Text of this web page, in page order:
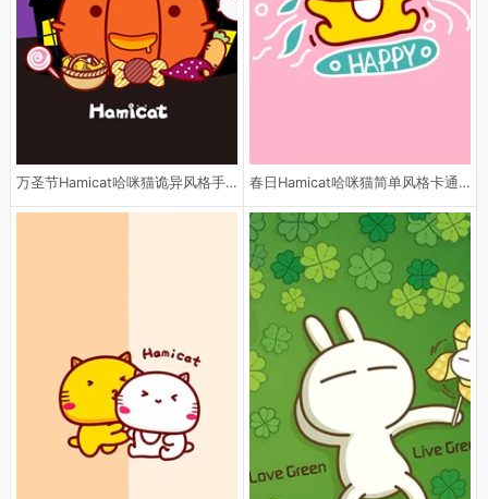
万圣节Hamicat哈咪猫诡异风格手机 春日Hamicat哈咪猫简单风格卡通手